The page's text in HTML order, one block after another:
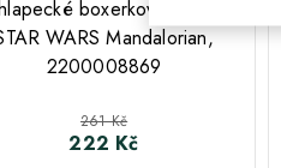
boxerkové plavky
WARS Mandalorian,
2200008869
Běžná cena
261 Kč
Cena
222 Kč